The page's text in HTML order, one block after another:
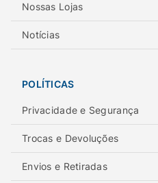
Nossas Lojas
Notícias
POLÍTICAS
Privacidade e Segurança
Trocas e Devoluções
Envios e Retiradas